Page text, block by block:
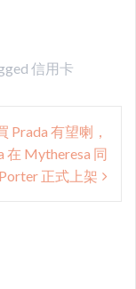
信用卡
Prada 有望喇，
在 Mytheresa 同
正式上架